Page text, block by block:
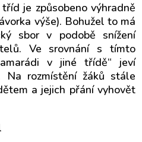
je způsobeno výhradně
výše). Bohužel to má
sbor v podobě snížení
Ve srovnání s tímto
v jiné třídě“ jeví
Na rozmístění žáků stále
a jejich přání vyhovět